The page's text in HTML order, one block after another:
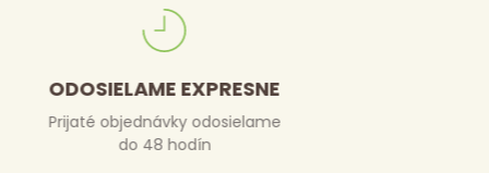
DORUČENIE ZDARMA
Pri nákupe nad 50 €
je poštovné zdarma